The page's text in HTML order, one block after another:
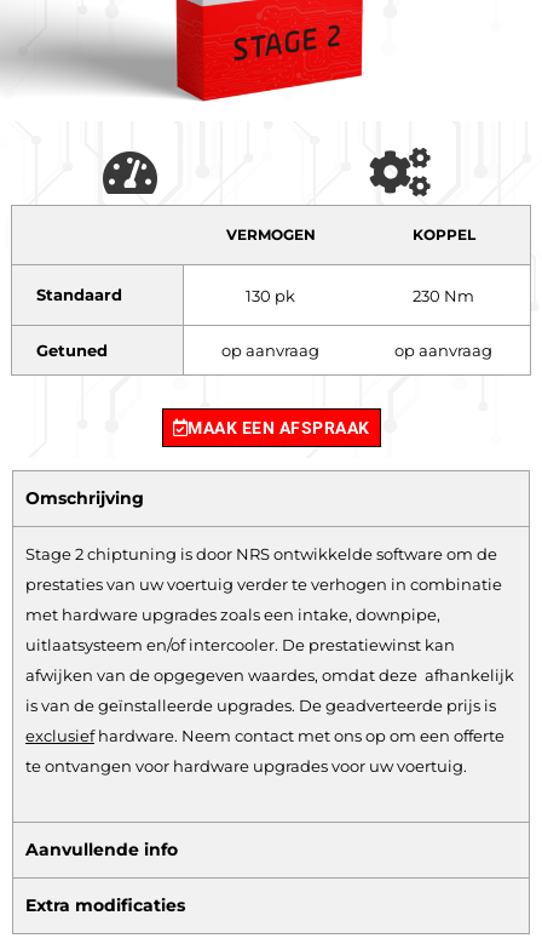
VERMOGEN KOPPEL
Standaard 130 pk 230 Nm
Getuned op aanvraag op aanvraag
MAAK EEN AFSPRAAK
Omschrijving
Stage 2 chiptuning is door NRS ontwikkelde software om de
prestaties van uw voertuig verder te verhogen in combinatie
met hardware upgrades zoals een intake, downpipe,
uitlaatsysteem en/of intercooler. De prestatiewinst kan
afwijken van de opgegeven waardes, omdat deze afhankelijk
is van de geïnstalleerde upgrades. De geadverteerde prijs is
exclusiefhardware. Neem contact met ons op om een offerte
te ontvangen voor hardware upgrades voor uw voertuig.
Aanvullende info
Extra modificaties